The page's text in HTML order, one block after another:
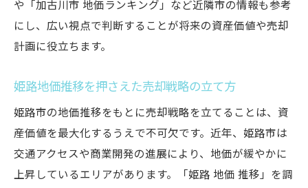
や「加古川市 地価ランキング」など近隣市の情報も参考
にし、広い視点で判断することが将来の資産価値や売却
計画に役立ちます。
姫路地価推移を押さえた売却戦略の立て方
姫路市の地価推移をもとに売却戦略を立てることは、資
産価値を最大化するうえで不可欠です。近年、姫路市は
交通アクセスや商業開発の進展により、地価が緩やかに
上昇しているエリアがあります。「姫路 地価 推移」を調